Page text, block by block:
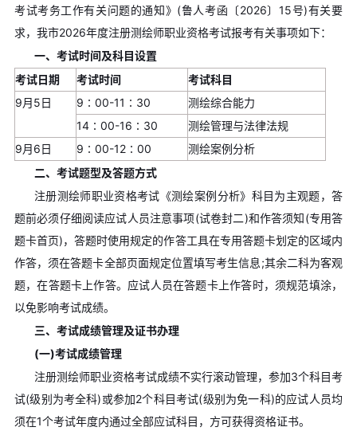
考试考务工作有关问题的通知》(鲁人考函〔2026〕15号)有关要
求，我市2026年度注册测绘师职业资格考试报考有关事项如下：
一、考试时间及科目设置
考试日期
考试时间
考试科目
9月5日
9∶00-11∶30
测绘综合能力
14∶00-16∶30
测绘管理与法律法规
9月6日
9∶00-12∶00
测绘案例分析
二、考试题型及答题方式
注册测绘师职业资格考试《测绘案例分析》科目为主观题，答
题前必须仔细阅读应试人员注意事项(试卷封二)和作答须知(专用答
题卡首页)，答题时使用规定的作答工具在专用答题卡划定的区域内
作答，须在答题卡全部页面规定位置填写考生信息;其余二科为客观
题，在答题卡上作答。应试人员在答题卡上作答时，须规范填涂，
以免影响考试成绩。
三、考试成绩管理及证书办理
(一)考试成绩管理
注册测绘师职业资格考试成绩不实行滚动管理，参加3个科目考
试(级别为考全科)或参加2个科目考试(级别为免一科)的应试人员均
须在1个考试年度内通过全部应试科目，方可获得资格证书。